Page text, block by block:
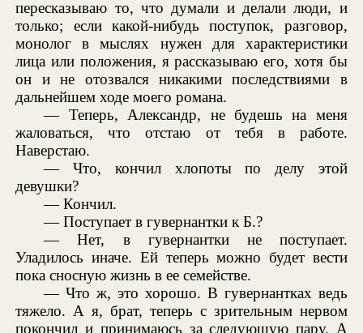
пересказываю то, что думали и делали люди, и
только; если какой-нибудь поступок, разговор,
монолог в мыслях нужен для характеристики
лица или положения, я рассказываю его, хотя бы
он и не отозвался никакими последствиями в
дальнейшем ходе моего романа.
— Теперь, Александр, не будешь на меня
жаловаться, что отстаю от тебя в работе.
Наверстаю.
— Что, кончил хлопоты по делу этой
девушки?
— Кончил.
— Поступает в гувернантки к Б.?
— Нет, в гувернантки не поступает.
Уладилось иначе. Ей теперь можно будет вести
пока сносную жизнь в ее семействе.
— Что ж, это хорошо. В гувернантках ведь
тяжело. А я, брат, теперь с зрительным нервом
покончил и принимаюсь за следующую пару. А